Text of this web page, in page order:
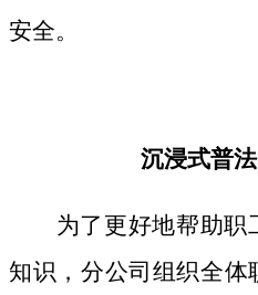
安全。
沉浸式普法
为了更好地帮助职
知识，分公司组织全